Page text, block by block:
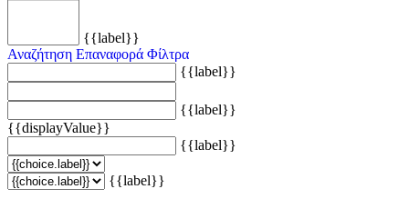
{{label}}
Αναζήτηση Επαναφορά Φίλτρα
{{label}}
{{label}}
{{displayValue}}
{{label}}
{{label}}